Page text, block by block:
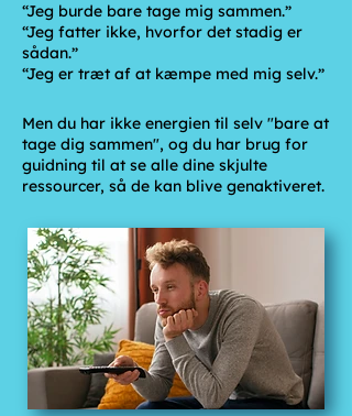
“Jeg burde bare tage mig sammen.”
“Jeg fatter ikke, hvorfor det stadig er
sådan.”
“Jeg er træt af at kæmpe med mig selv.”
Men du har ikke energien til selv "bare at
tage dig sammen", og du har brug for
guidning til at se alle dine skjulte
ressourcer, så de kan blive genaktiveret.